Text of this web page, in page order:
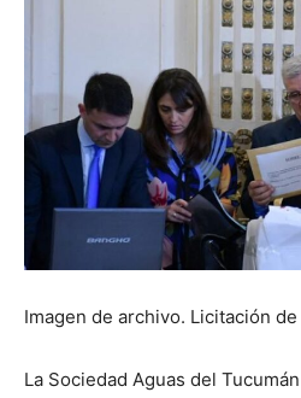
Imagen de archivo. Licitación de
La Sociedad Aguas del